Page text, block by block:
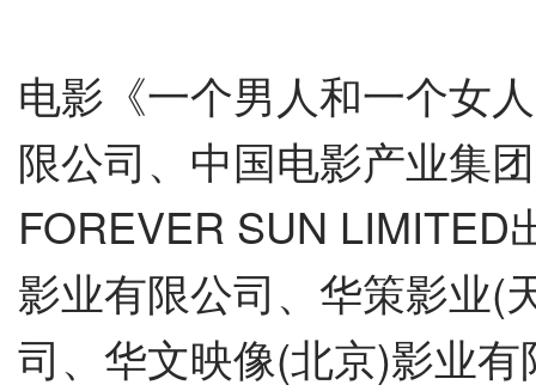
电影《一个男人和一个女
限公司、中国电影产业集
FOREVER SUN
影业有限公司、华策影业(
司、华文映像(北京)影业